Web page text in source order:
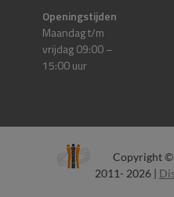
Openingstijden
Maandag t/m
vrijdag 09:00 –
15:00 uur
Copyright ©
2011- 2026 |